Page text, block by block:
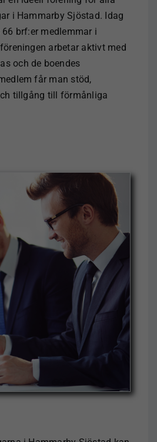
i Hammarby Sjöstad. Idag
brf:er medlemmar i
arbetar aktivt med
och de boendes
får man stöd,
tillgång till förmånliga